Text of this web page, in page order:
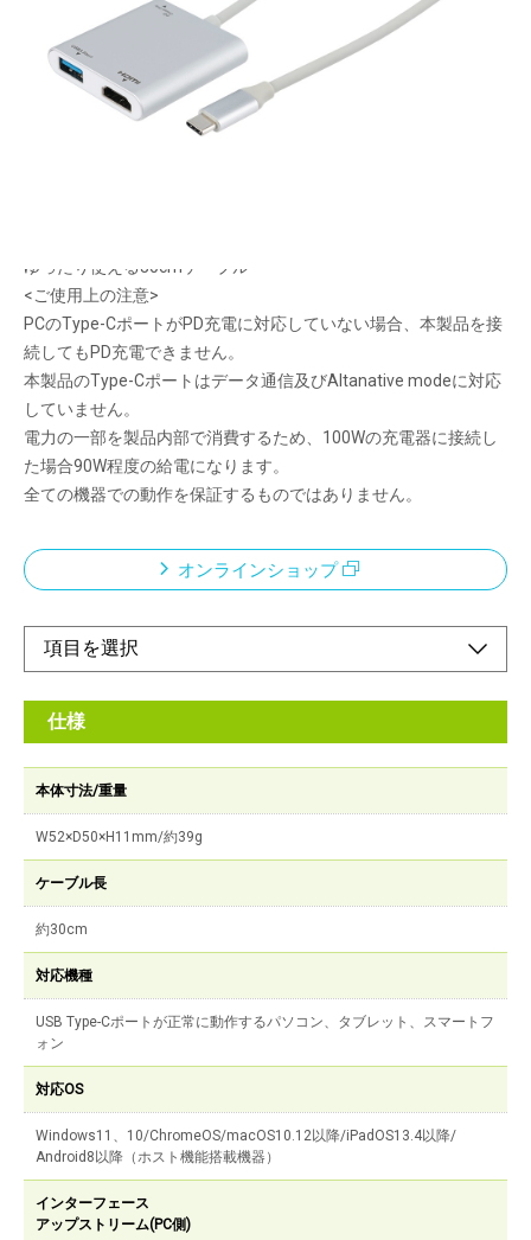
メーカー希望小売価格：
¥9,290
PCのType-Cポートに周辺機器を一括接続できるUSB ドッキング
ステーション。
ゆったり使える30cmケーブル
<ご使用上の注意>
PCのType-CポートがPD充電に対応していない場合、本製品を接
続してもPD充電できません。
本製品のType-Cポートはデータ通信及びAltanative modeに対応
していません。
電力の一部を製品内部で消費するため、100Wの充電器に接続し
た場合90W程度の給電になります。
全ての機器での動作を保証するものではありません。
オンラインショップ
仕様
本体寸法/重量
W52×D50×H11mm/約39g
ケーブル長
約30cm
対応機種
USB Type-Cポートが正常に動作するパソコン、タブレット、スマートフ
ォン
対応OS
Windows11、10/ChromeOS/macOS10.12以降/iPadOS13.4以降/
Android8以降（ホスト機能搭載機器）
インターフェース
アップストリーム(PC側)